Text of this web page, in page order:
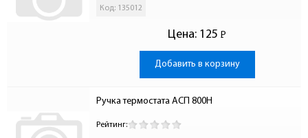
Код: 135012
Цена: 125 Р
-
Добавить в корзину
Ручка термостата АСП 800Н
Рейтинг: